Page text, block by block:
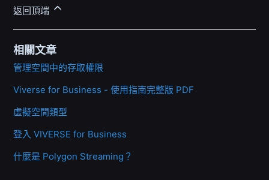
返回頂端
相關文章
管理空間中的存取權限
Viverse for Business - 使用指南完整版 PDF
虛擬空間類型
登入 VIVERSE for Business
什麼是 Polygon Streaming？